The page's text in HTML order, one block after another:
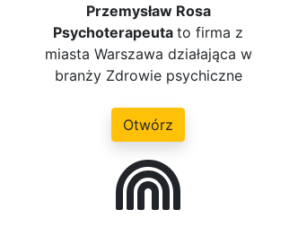
Przemysław Rosa
Psychoterapeutato firma z
miasta Warszawa działająca w
branży Zdrowie psychiczne
Otwórz